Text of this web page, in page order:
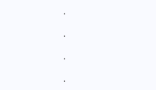
.
.
.
.